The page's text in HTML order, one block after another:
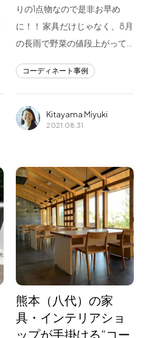
りの1点物なので是非お早め
に！！ 家具だけじゃなく、8月
の長雨で野菜の値段上がって…
コーディネート事例
Kitayama Miyuki
2021.08.31
熊本（八代）の家
具・インテリアショ
ップが手掛ける“コー